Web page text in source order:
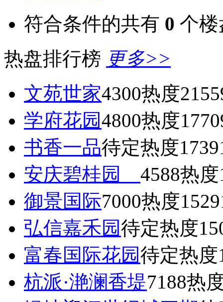
符合条件的共有 0 个楼
热盘排行榜 更多>>
文苑世家4300热度
学府花园4800热度
书香一品待定热度
安庆碧桂园 4588热度
御景国际7000热度
弘信嘉禾园待定热度
富春国际花园待定热度
杭派·滟澜香堤7188热